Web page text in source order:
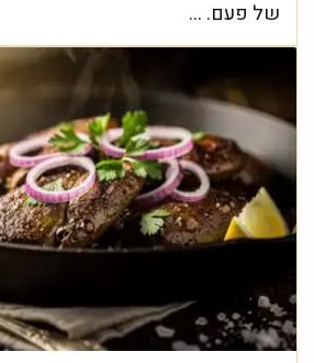
של פעם. ...